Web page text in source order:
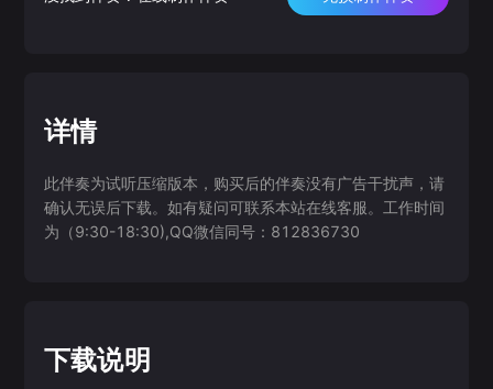
详情
此伴奏为试听压缩版本，购买后的伴奏没有广告干扰声，请
确认无误后下载。如有疑问可联系本站在线客服。工作时间
为（9:30-18:30),QQ微信同号：812836730
下载说明